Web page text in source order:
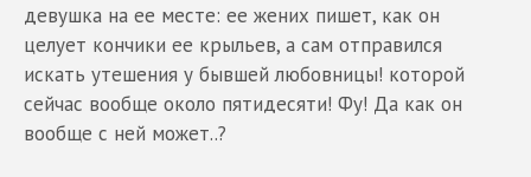
девушка на ее месте: ее жених пишет, как он
целует кончики ее крыльев, а сам отправился
искать утешения у бывшей любовницы! которой
сейчас вообще около пятидесяти! Фу! Да как он
вообще с ней может..?